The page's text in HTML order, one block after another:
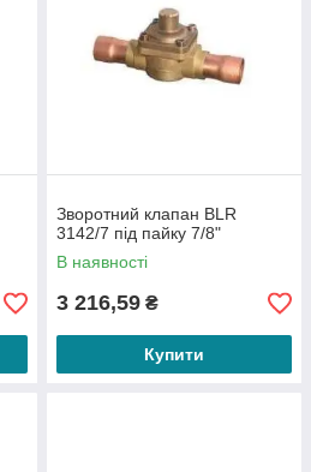
Зворотний клапан BLR
3142/7 під пайку 7/8"
В наявності
3 216,59 ₴
Купити